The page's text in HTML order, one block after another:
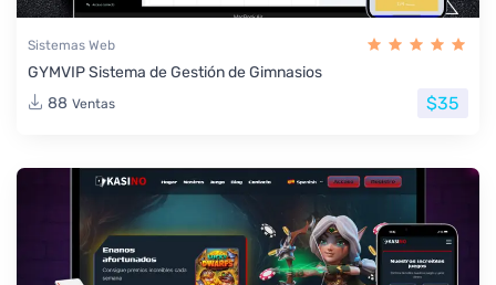
Sistemas Web
GYMVIP Sistema de Gestión de Gimnasios
88 Ventas $35